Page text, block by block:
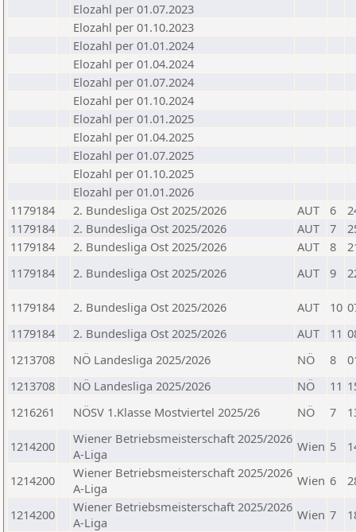
Elozahl per 01.07.2023
Elozahl per 01.10.2023
Elozahl per 01.01.2024
Elozahl per 01.04.2024
Elozahl per 01.07.2024
Elozahl per 01.10.2024
Elozahl per 01.01.2025
Elozahl per 01.04.2025
Elozahl per 01.07.2025
Elozahl per 01.10.2025
Elozahl per 01.01.2026
1179184
2. Bundesliga Ost 2025/2026 AUT 6
1179184
2. Bundesliga Ost 2025/2026 AUT 7
1179184
2. Bundesliga Ost 2025/2026 AUT 8
1179184
2. Bundesliga Ost 2025/2026 AUT 9
1179184 2. Bundesliga Ost 2025/2026 AUT 10
1179184
2. Bundesliga Ost 2025/2026 AUT 11
1213708
NÖ Landesliga 2025/2026 NÖ 8
1213708
NÖ Landesliga 2025/2026 NÖ 11
1216261
NÖSV 1.Klasse Mostviertel 2025/26 NÖ 7
1214200
Wiener Betriebsmeisterschaft 2025/2026
A-Liga
Wien 5
1214200
Wiener Betriebsmeisterschaft 2025/2026
A-Liga
Wien 6
1214200
Wiener Betriebsmeisterschaft 2025/2026
A-Liga
Wien 7